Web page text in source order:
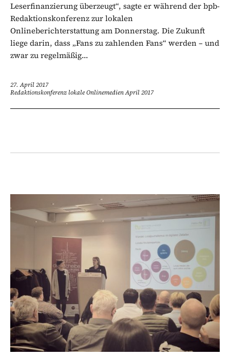
Leserfinanzierung überzeugt“, sagte er während der bpb-
Redaktionskonferenz zur lokalen
Onlineberichterstattung am Donnerstag. Die Zukunft
liege darin, dass „Fans zu zahlenden Fans“ werden – und
zwar zu regelmäßig...
27. April 2017
Redaktionskonferenz lokale Onlinemedien April 2017